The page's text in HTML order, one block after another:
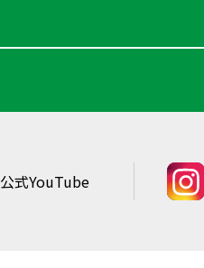
公式YouTube